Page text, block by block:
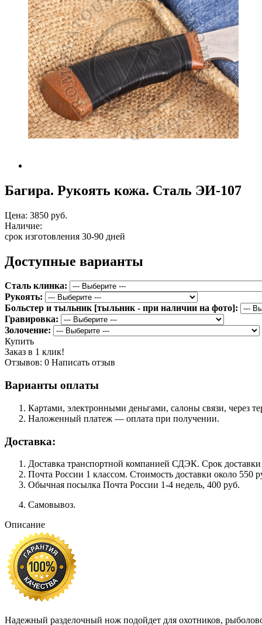
Багира. Рукоять кожа. Сталь ЭИ-107
Цена: 3850 руб.
Наличие:
срок изготовления 30-90 дней
Доступные варианты
Сталь клинка:
Рукоять:
Больстер и тыльник [тыльник - при наличии на фото]:
Гравировка:
Золочение:
Купить
Заказ в 1 клик!
Отзывов: 0 Написать отзыв
Варианты оплаты
Картами, электронными деньгами, салоны связи, через
Наложенный платеж — оплата при получении.
Доставка:
Доставка транспортной компанией СДЭК. Срок
Почта России 1 классом. Cтоимость доставки около 550
Обычная посылка Почта России 1-4 недель, 400 руб.
Самовывоз.
Описание
Надежный разделочный нож подойдет для охотников,